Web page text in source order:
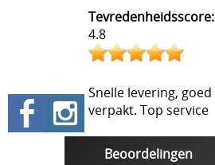
Tevredenheidsscore:
4.8
Snelle levering, goed
verpakt. Top service
Beoordelingen